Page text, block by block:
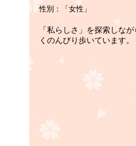
性別：「女性」
「私らしさ」を探索しな
くのんびり歩いています。